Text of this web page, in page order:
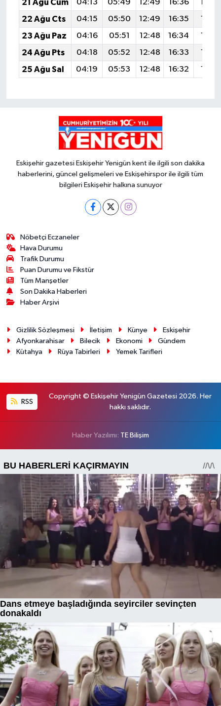
21 Ağu Cum 04:13 05:49 12:49 16:36
22 Ağu Cts
04:15 05:50 12:49 16:35
19:38
23 Ağu Paz
04:16 05:51 12:48 16:34
19:36
24 Ağu Pts
04:18 05:52 12:48 16:33
19:35
25 Ağu Sal
04:19 05:53 12:48 16:32 19:33
Eskişehir gazetesi Eskişehir Yenigün kent ile ilgili son dakika
haberlerini, güncel gelişmeleri ve Eskişehirspor ile ilgili tüm
bilgileri Eskişehir halkına sunuyor
Nöbetçi Eczaneler
Hava Durumu
Trafik Durumu
Puan Durumu ve Fikstür
Tüm Manşetler
Son Dakika Haberleri
Haber Arşivi
Gizlilik Sözleşmesi İletişim Künye
Eskişehir
Afyonkarahisar
Bilecik Ekonomi
Gündem
Kütahya
Rüya Tabirleri Yemek Tarifleri
RSS
Copyright © Eskişehir Yenigün Gazetesi 2026. Her
hakkı saklıdır.
Haber Yazılımı: TE Bilişim